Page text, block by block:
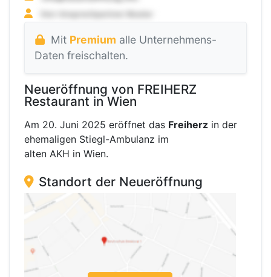
Mit Premium alle Unternehmens-
Daten freischalten.
Neueröffnung von FREIHERZ
Restaurant in Wien
Am 20. Juni 2025 eröffnet das Freiherz in der
ehemaligen Stiegl-Ambulanz im
alten AKH in Wien.
Standort der Neueröffnung